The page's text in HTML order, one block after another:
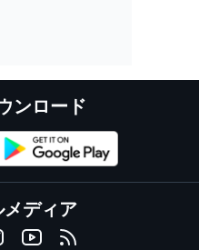
ンロード
メディア